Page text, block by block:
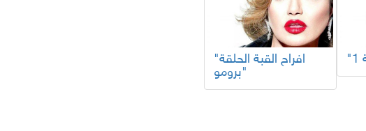
"افراح القبة الحلقة
برومو"